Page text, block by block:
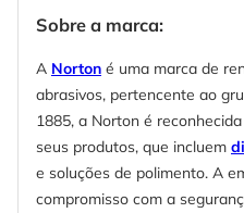
Sobre a marca:
A Norton é uma marca de
abrasivos, pertencente ao
1885, a Norton é
seus produtos, que incluem
e soluções de polimento. A
compromisso com a